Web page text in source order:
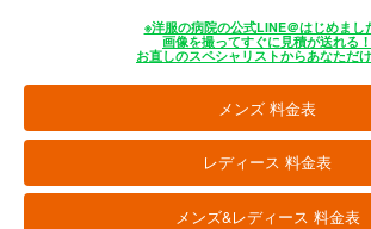
※洋服の病院の公式LINE＠はじめまし
画像を撮ってすぐに見積が送れる！
お直しのスペシャリストからあなただけ
メンズ 料金表
レディース 料金表
メンズ&レディース 料金表